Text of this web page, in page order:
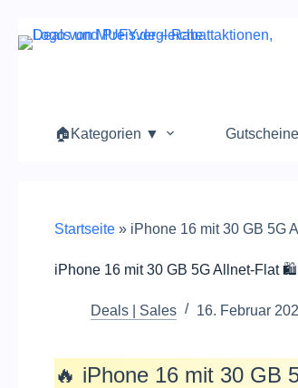
Zum
Inhalt
🏠Kategorien ▼
Startseite » iPhone 16 mit 30 GB 5G
iPhone 16 mit 30 GB 5G Allnet-Flat
Deals | Sales 16. Februar
🔥 iPhone 16 mit 30 GB